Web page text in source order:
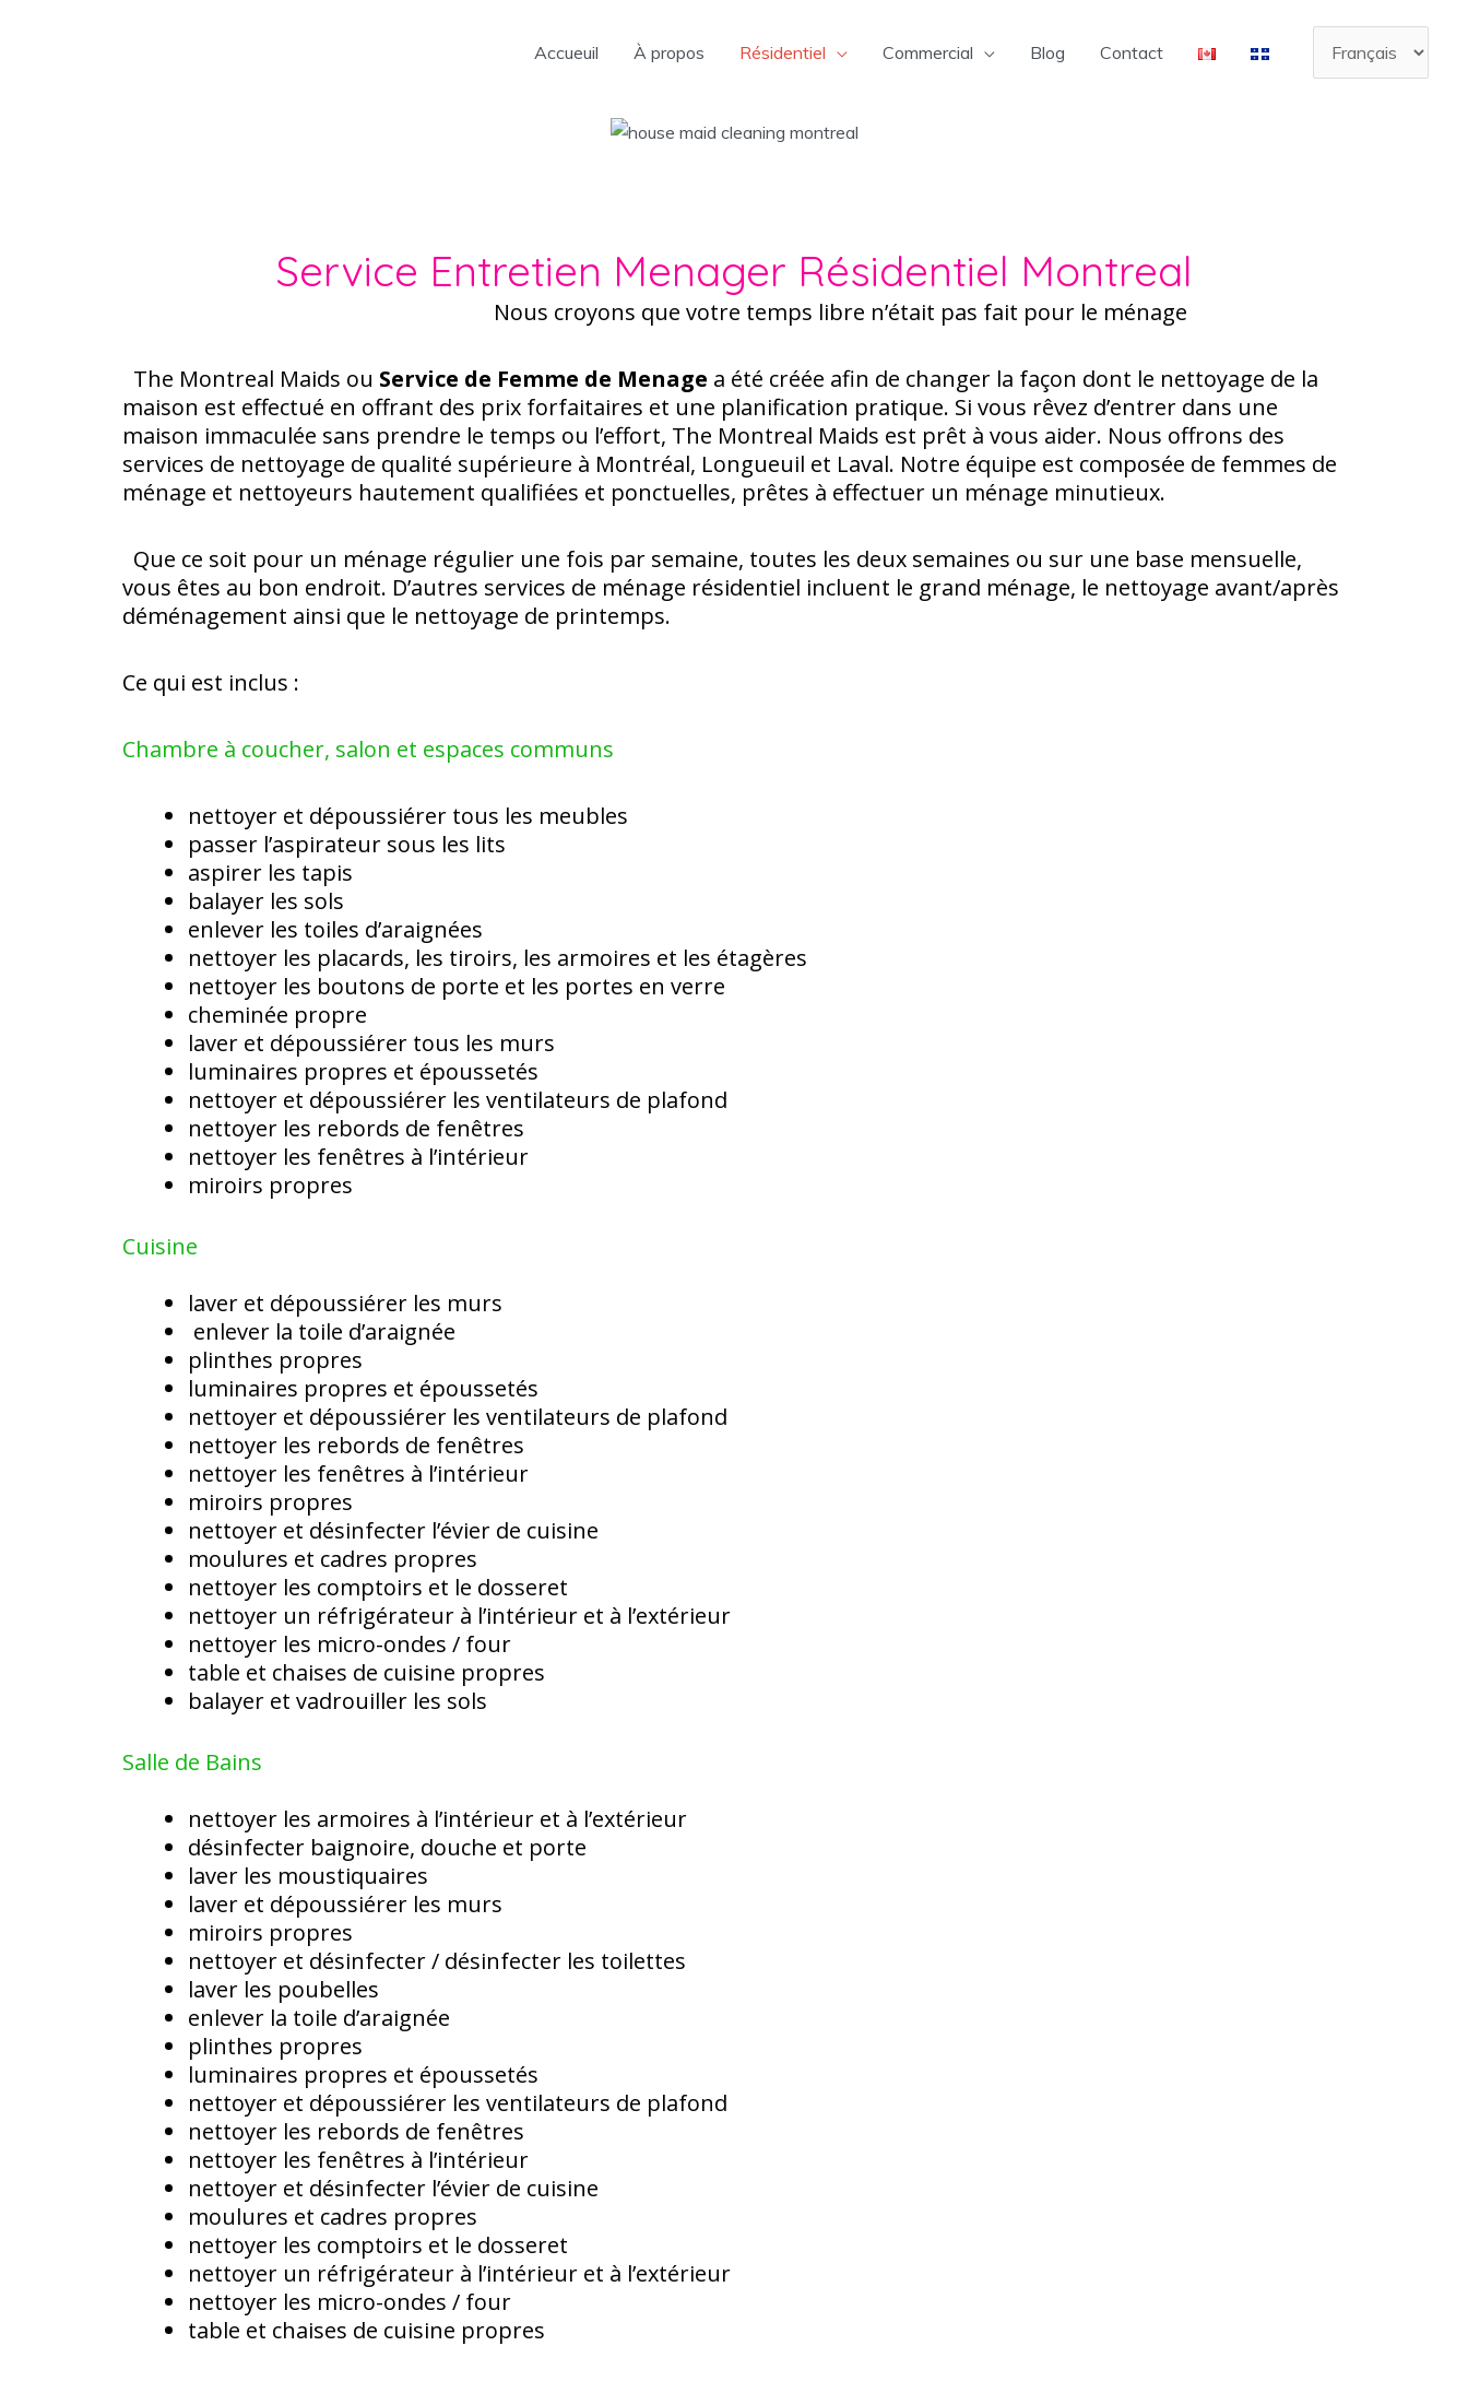
Accueuil À propos Résidentiel Commercial Blog Contact
Choisir
une
Service Entretien Menager Résidentiel Montreal
Nous croyons que votre temps libre n’était pas fait pour le ménage
The Montreal Maids ou Service de Femme de Menage a été créée afin de changer la façon dont le nettoyage de la
maison est effectué en offrant des prix forfaitaires et une planification pratique. Si vous rêvez d’entrer dans une
maison immaculée sans prendre le temps ou l’effort, The Montreal Maids est prêt à vous aider. Nous offrons des
services de nettoyage de qualité supérieure à Montréal, Longueuil et Laval. Notre équipe est composée de femmes de
ménage et nettoyeurs hautement qualifiées et ponctuelles, prêtes à effectuer un ménage minutieux.
Que ce soit pour un ménage régulier une fois par semaine, toutes les deux semaines ou sur une base mensuelle,
vous êtes au bon endroit. D’autres services de ménage résidentiel incluent le grand ménage, le nettoyage avant/après
déménagement ainsi que le nettoyage de printemps.
Ce qui est inclus :
Chambre à coucher, salon et espaces communs
nettoyer et dépoussiérer tous les meubles
passer l’aspirateur sous les lits
aspirer les tapis
balayer les sols
enlever les toiles d’araignées
nettoyer les placards, les tiroirs, les armoires et les étagères
nettoyer les boutons de porte et les portes en verre
cheminée propre
laver et dépoussiérer tous les murs
luminaires propres et époussetés
nettoyer et dépoussiérer les ventilateurs de plafond
nettoyer les rebords de fenêtres
nettoyer les fenêtres à l’intérieur
miroirs propres
Cuisine
laver et dépoussiérer les murs
enlever la toile d’araignée
plinthes propres
luminaires propres et époussetés
nettoyer et dépoussiérer les ventilateurs de plafond
nettoyer les rebords de fenêtres
nettoyer les fenêtres à l’intérieur
miroirs propres
nettoyer et désinfecter l’évier de cuisine
moulures et cadres propres
nettoyer les comptoirs et le dosseret
nettoyer un réfrigérateur à l’intérieur et à l’extérieur
nettoyer les micro-ondes / four
table et chaises de cuisine propres
balayer et vadrouiller les sols
Salle de Bains
nettoyer les armoires à l’intérieur et à l’extérieur
désinfecter baignoire, douche et porte
laver les moustiquaires
laver et dépoussiérer les murs
miroirs propres
nettoyer et désinfecter / désinfecter les toilettes
laver les poubelles
enlever la toile d’araignée
plinthes propres
luminaires propres et époussetés
nettoyer et dépoussiérer les ventilateurs de plafond
nettoyer les rebords de fenêtres
nettoyer les fenêtres à l’intérieur
nettoyer et désinfecter l’évier de cuisine
moulures et cadres propres
nettoyer les comptoirs et le dosseret
nettoyer un réfrigérateur à l’intérieur et à l’extérieur
nettoyer les micro-ondes / four
table et chaises de cuisine propres